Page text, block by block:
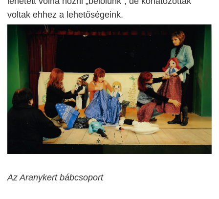
voltak ehhez a lehetőségeink.
Az Aranykert bábcsoport